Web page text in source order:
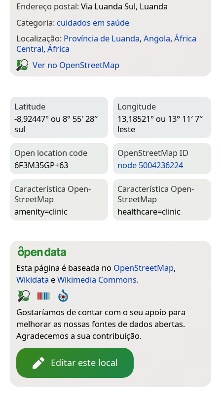
Endereço postal:Via Luanda Sul, Luanda
Categoria: cuidados em saúde
Localização: Província de Luanda, Angola, África
Central, África
Ver no Open­Street­Map
Latitude
-8,92447° ou 8° 55′ 28″
sul
Longitude
13,18521° ou 13° 11′ 7″
leste
Open location code
6F3M35GP+63
Open­Street­Map ID
node 5004236224
Característica Open­
Street­Map
amenity=­clinic
Característica Open­
Street­Map
healthcare=­clinic
Esta página é baseada no OpenStreetMap,
Wikidata eWikimedia Commons.
Gostaríamos de contar com o seu apoio para
melhorar as nossas fontes de dados abertas.
Agradecemos a sua contribuição.
Editar este local